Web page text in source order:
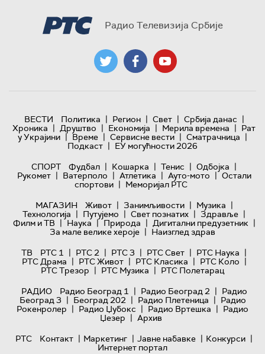
Радио Телевизија Србије
ВЕСТИ Политика | Регион | Свет | Србија данас |
Хроника | Друштво | Економија | Мерила времена | Рат
у Украјини | Време | Сервисне вести | Сматрачница |
Подкаст | ЕУ могућности 2026
СПОРТ
Фудбал | Кошарка | Тенис | Одбојка |
Рукомет | Ватерполо | Атлетика | Ауто-мото | Остали
спортови | Меморијал РТС
МАГАЗИН
Живот | Занимљивости | Музика |
Технологијa | Путујемо | Свет познатих | Здравље |
Филм и ТВ | Наука | Природа | Дигитални предузетник |
За мале велике хероје | Наизглед здрав
ТВ
РТС 1 | РТС 2 | РТС 3 | РТС Свет | РТС Наука |
РТС Драма | РТС Живот | РТС Класика | РТС Коло |
РТС Трезор | РТС Музика | РТС Полетарац
РАДИО
Радио Београд 1 | Радио Београд 2 | Радио
Београд 3 | Београд 202 | Радио Плетеница | Радио
Рокенролер | Радио Џубокс | Радио Вртешка | Радио
Џезер | Архив
РТС
Контакт | Маркетинг | Јавне набавке | Конкурси |
Интернет портал